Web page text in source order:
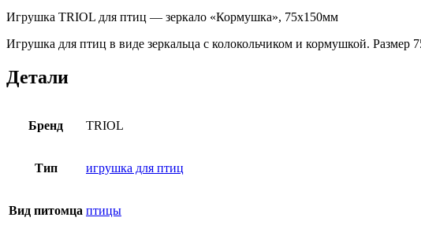
Игрушка TRIOL для птиц — зеркало «Кормушка», 75х150мм
Игрушка для птиц в виде зеркальца с колокольчиком и кормушкой. Размер
Детали
Бренд TRIOL
Тип игрушка для птиц
Вид питомца птицы